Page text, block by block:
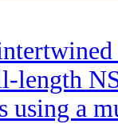
using a